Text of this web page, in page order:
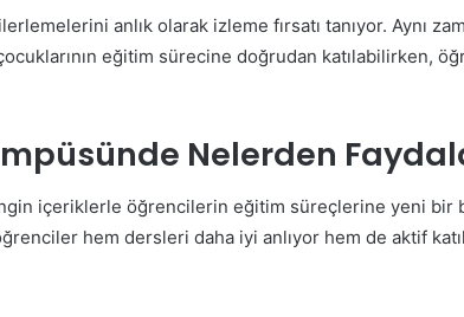
anlık olarak izleme fırsatı tanıyor. Aynı
eğitim sürecine doğrudan katılabilirken,
Nelerden
içeriklerle öğrencilerin eğitim süreçlerine yeni bir
hem dersleri daha iyi anlıyor hem de aktif